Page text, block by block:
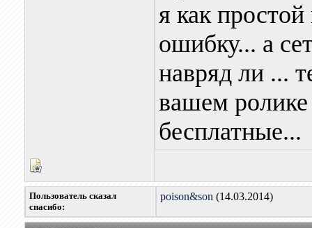
я как
ошибку... а
навряд ли ...
вашем
бесплатные...
Пользователь сказал
cпасибо:
poison&son (14.03.2014)